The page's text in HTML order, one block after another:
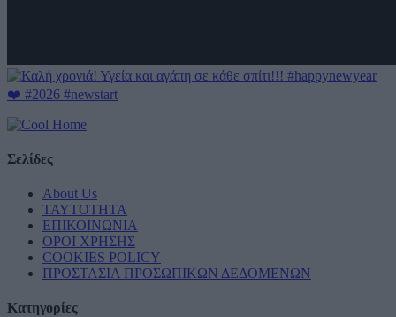
Σελίδες
About Us
ΤΑΥΤΟΤΗΤΑ
ΕΠΙΚΟΙΝΩΝΙΑ
ΟΡΟΙ ΧΡΗΣΗΣ
COOKIES POLICY
ΠΡΟΣΤΑΣΙΑ ΠΡΟΣΩΠΙΚΩΝ ΔΕΔΟΜΕΝΩΝ
Κατηγορίες